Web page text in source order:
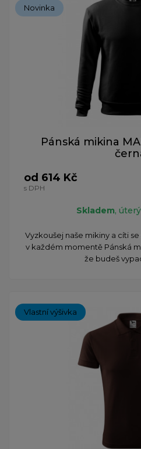
Novinka
Pánská mikina
od 614 Kč
s DPH
Skladem, úterý
Vyzkoušej naše mikiny a cíti
v každém momentě Pánská
že budeš
Vlastní výšivka